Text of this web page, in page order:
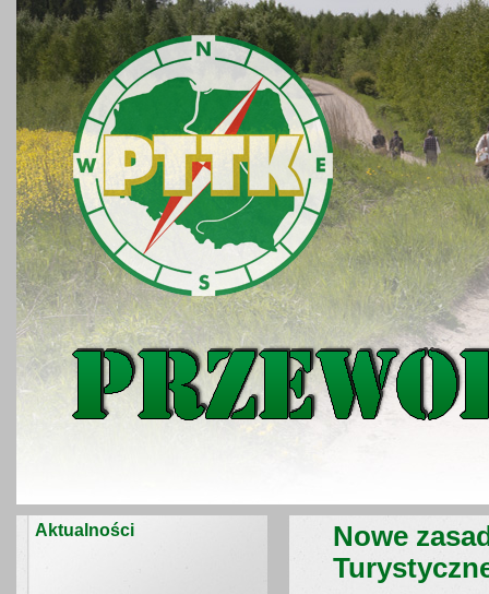
Aktualności
Nowe